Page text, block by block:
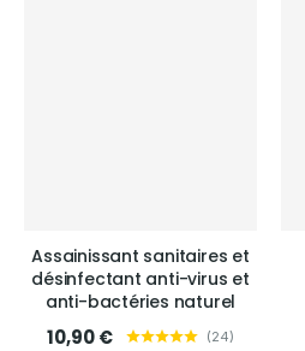
Assainissant sanitaires et
désinfectant anti-virus et
anti-bactéries naturel
10,90 € (24)